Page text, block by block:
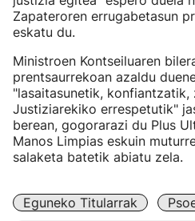
Zapateroren errugabetasun
eskatu du.
Ministroen Kontseiluaren
prentsaurrekoan azaldu
"lasaitasunetik,
Justiziarekiko errespetutik"
berean, gogorarazi du Plus
Manos Limpias eskuin
salaketa batetik abiatu zela.
Eguneko Titularrak